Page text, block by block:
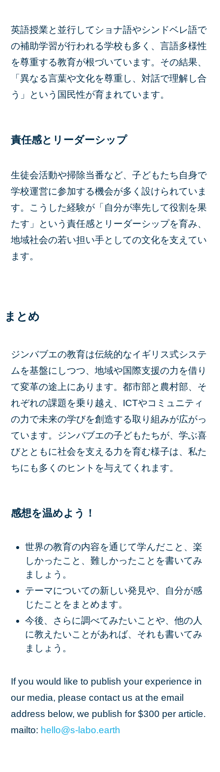
英語授業と並行してショナ語やシンドベレ語で
の補助学習が行われる学校も多く、言語多様性
を尊重する教育が根づいています。その結果、
「異なる言葉や文化を尊重し、対話で理解し合
う」という国民性が育まれています。
責任感とリーダーシップ
生徒会活動や掃除当番など、子どもたち自身で
学校運営に参加する機会が多く設けられていま
す。こうした経験が「自分が率先して役割を果
たす」という責任感とリーダーシップを育み、
地域社会の若い担い手としての文化を支えてい
ます。
まとめ
ジンバブエの教育は伝統的なイギリス式システ
ムを基盤にしつつ、地域や国際支援の力を借り
て変革の途上にあります。都市部と農村部、そ
れぞれの課題を乗り越え、ICTやコミュニティ
の力で未来の学びを創造する取り組みが広がっ
ています。ジンバブエの子どもたちが、学ぶ喜
びとともに社会を支える力を育む様子は、私た
ちにも多くのヒントを与えてくれます。
感想を温めよう！
世界の教育の内容を通じて学んだこと、楽
しかったこと、難しかったことを書いてみ
ましょう。
テーマについての新しい発見や、自分が感
じたことをまとめます。
今後、さらに調べてみたいことや、他の人
に教えたいことがあれば、それも書いてみ
ましょう。
If you would like to publish your experience in
our media, please contact us at the email
address below, we publish for $300 per article.
mailto: hello@s-labo.earth